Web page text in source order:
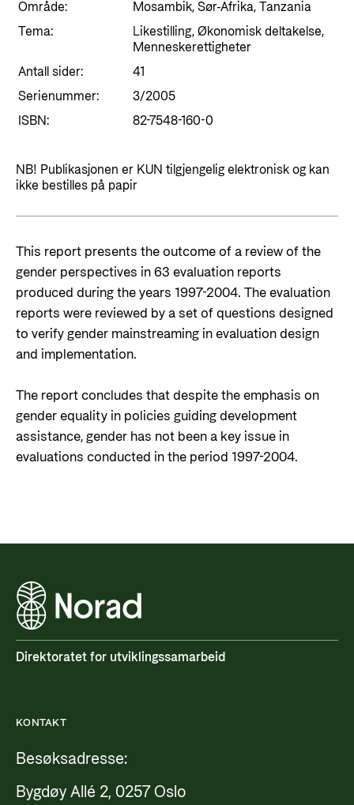
Styresett og økonomisk utvikling
For næringslivet
Statsgarantiordningen for investeringer i
fornybar energi
Norad - Partnerskap med privat sektor
Viktige dokumenter og lenker
Partnerfordeling
Evalueringer (Norec)
Historie
Kontakt
Norads Varslingstjeneste
Presse og media
Postjournal
Personvern
Område:
Mosambik, Sør-Afrika, Tanzania
Tema:
Likestilling, Økonomisk deltakelse,
Menneskerettigheter
Antall sider:
41
Serienummer:
3/2005
ISBN:
82-7548-160-0
NB! Publikasjonen er KUN tilgjengelig elektronisk og kan
ikke bestilles på papir
This report presents the outcome of a review of the
gender perspectives in 63 evaluation reports
produced during the years 1997-2004. The evaluation
reports were reviewed by a set of questions designed
to verify gender mainstreaming in evaluation design
and implementation.
The report concludes that despite the emphasis on
gender equality in policies guiding development
assistance, gender has not been a key issue in
evaluations conducted in the period 1997-2004.
Direktoratet for utviklingssamarbeid
KONTAKT
Besøksadresse:
Bygdøy Allé 2, 0257 Oslo